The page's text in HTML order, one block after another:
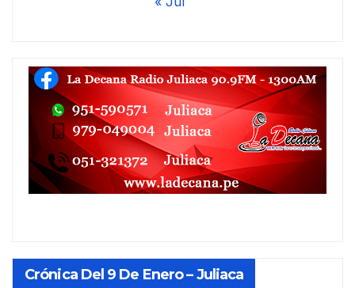
Crónica Del 9 De Enero – Juliaca